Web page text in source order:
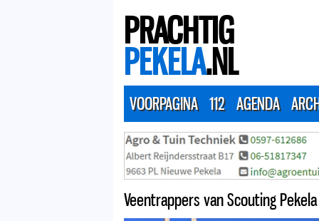
PRACHTIG
PEKELA.NL
VOORPAGINA 112 AGENDA
Veentrappers van Scouting